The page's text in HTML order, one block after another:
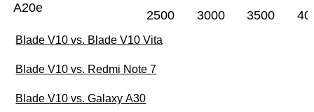
A20e
2500 3000 3500
Blade V10 vs. Blade V10 Vita
Blade V10 vs. Redmi Note 7
Blade V10 vs. Galaxy A30